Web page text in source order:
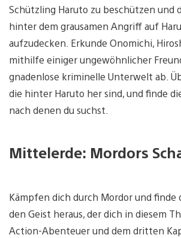
Schützling Haruto zu beschützen und
hinter dem grausamen Angriff auf
aufzudecken. Erkunde Onomichi,
mithilfe einiger ungewöhnlicher
gnadenlose kriminelle Unterwelt ab.
die hinter Haruto her sind, und finde
nach denen du suchst.
Mittelerde: Mordors
Kämpfen dich durch Mordor und finde
den Geist heraus, der dich in diesem
Action-Abenteuer und dem dritten